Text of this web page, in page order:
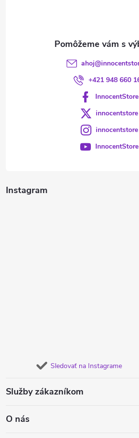
Instagram
Sledovať na Instagrame
Služby zákazníkom
O nás
ahoj@
+421 948 660
InnocentStore
innocentstore
innocentstore
InnocentStore